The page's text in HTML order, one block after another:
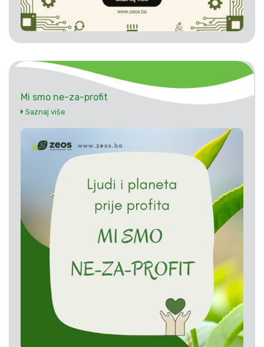
Mi smo ne-za-profit
Saznaj više